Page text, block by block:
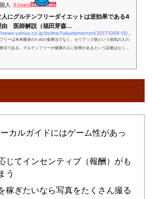
人 9 Users34 Pockets
人にグルテンフリーダイエットは逆効果である4
由 医師解説（福田芽森...
リーは本来痩身のための食事法でなく、セリアック病という病気の人の
法である。グルテンフリーが健康の人に効果があるという証拠はなく、
カルガイドにはゲーム性があっ
じてインセンティブ（報酬）がも
う
稼ぎたいなら写真をたくさん撮る